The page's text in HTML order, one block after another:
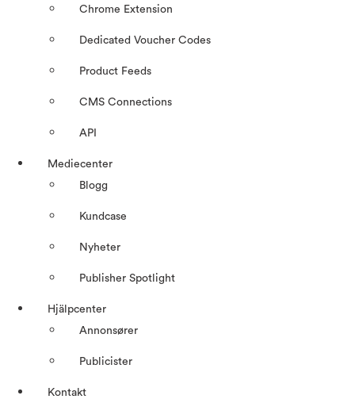
Chrome Extension
Dedicated Voucher Codes
Product Feeds
CMS Connections
API
Mediecenter
Blogg
Kundcase
Nyheter
Publisher Spotlight
Hjälpcenter
Annonsører
Publicister
Kontakt